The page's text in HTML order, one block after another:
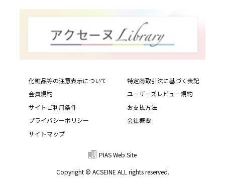
化粧品等の注意表示について
特定商取引法に基づく表記
会員規約
ユーザーズレビュー規約
サイトご利用条件
お支払方法
プライバシーポリシー
会社概要
サイトマップ
PIAS Web Site
Copyright © ACSEINE ALL rights reserved.